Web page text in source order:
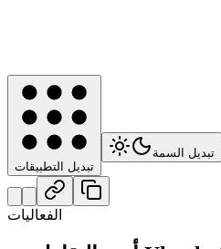
تبديل التطبيقات
تبديل السمة
الفعاليات